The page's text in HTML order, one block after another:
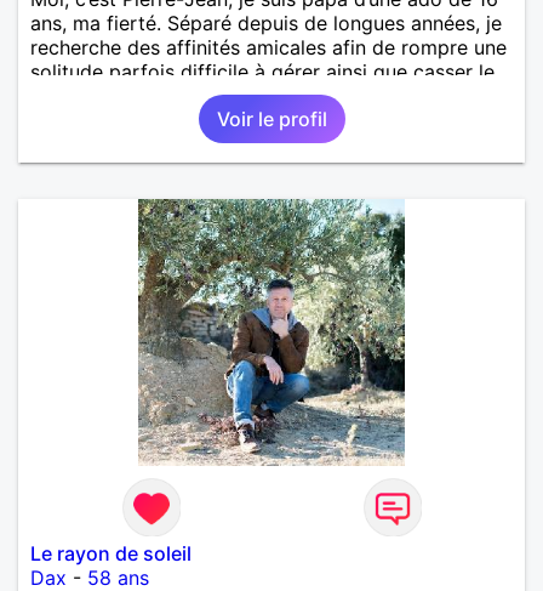
ans, ma fierté. Séparé depuis de longues années, je
recherche des affinités amicales afin de rompre une
solitude parfois difficile à gérer ainsi que casser le
vague à l’âme. L’amitié reste extrêmement
importante à mes yeux mais peut se décliner en des
sentiments plus puissants. « Le temps fera son
œuvre » disait Arthur Schopenhauer, philosophe
autant être trop locace. Je suis bourré de qualités
avec très peu de défauts. Je suis altruiste,
bienveillant, empathique, attentionné, honnête,
respectueux, doux de caractère et compréhensif : je
laisse « glisser » beaucoup de choses. Mais ne vous
m’éprenez pas Mesdames, si une personne que
j’aime me trahit une fois, il n’y aura pas de seconde
chance et je l’effacerai à « vitam eternam ».
Néanmoins, je suis un tout petit peu maniaque ainsi
qu’impatient. J’essaye de faire des efforts. Rien de
bien dramatique ! Du moins je le pense……Je suis un
homme facile à vivre. À vous si vous le souhaitez,
d’apprendre à me connaître davantage. J’en serai
ravi….A très bientôt je l’espère.
Voir le profil
Le rayon de soleil
Dax - 58 ans